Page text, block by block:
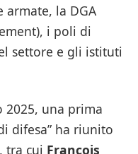
armate, la DGA
i poli di
settore e gli istituti
2025, una prima
difesa” ha riunito
tra cui François